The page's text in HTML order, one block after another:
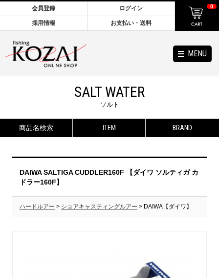
MENU
会員登録 ログイン
採用情報 お支払い・送料
0
SALT WATER
ソルト
商品名検索 ITEM BRAND
DAIWA SALTIGA CUDDLER160F 【ダイワ ソルティガ カ
ドラー160F】
ハードルアー > ショアキャスティングルアー > DAIWA【ダイワ】